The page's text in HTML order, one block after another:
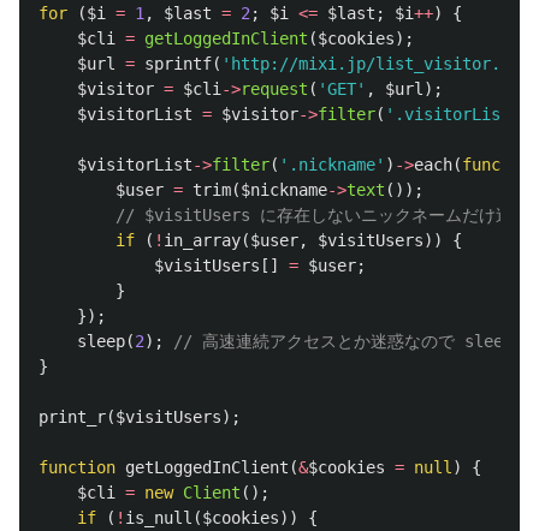
for
($i = 1 , $last = 2 ; $i <= $last ; $i++)
{
$cli
= getLoggedInClient ($cookies);
$url
= sprintf( 'http://mixi.jp/
$visitor = $cli ->request ( 'GET' , $url );
$visitorList = $visitor->filter( '.visitorList'
$visitorList->filter( '.nickname' ) ->each(function
$user = trim($nickname->text ());
// $visitUsers に存在しないニックネームだけ追加
if
( ! in_array($user, $visitUsers))
{
$visitUsers [] = $user;
}
});
sleep(2);
// 高速連続アクセスとか迷惑なので sleep し
}
print_r($visitUsers);
function getLoggedInClient (&$cookies = null )
{
$cli
= new Client ();
if
( ! is_null ($cookies))
{